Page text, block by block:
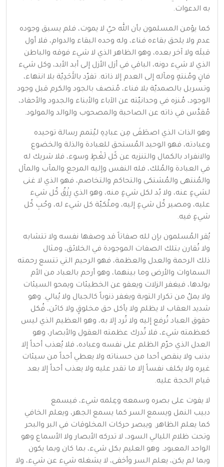
به الدعوات.
كما يؤمن المسلمون بأن الله حيٌ لا يموت، فلم يسبق وجوده
عدم ولا يلحق بقاءه فناء، وله وحده البقاء والدوام، فلا أول
قبلَه ولا آخر بعده، وهو الظاهر الذي لا شيء فوقه والباطن
الذي لا شيء دونه، الباقي في أزل الأزل إلى أبد الأبد، وكل شيء
فانٍ ومُنتهٍ ومآله إلى العدم إلا ذاته. تفرّد بالأَحَدِيّة بلا انتهاء،
وتسربل بالصمديّة بلا فناء، مُتصف بالجود والكرم قبل وجود
الوجود، مُنزه في وحدانيّته عن الآباء والأبناء والجدود والأحفاد،
مُقدَّس في ذاته عن الصاحبة والمصحوب والوالد والمولود.
وهو الذات الذي اصطَفَى مِن عبادِهِ ليُتمم رسالة توحيده
وعبادته، فهو الوحيد المُستحق للعبادة والذلة والخضوع
والانفراد بالكمال والتنزيه عن كًل لَغْطٍ وسوء، فلا شريك له
في العبادة والمُلك، فله النفس وإليه المرجع والمآب والمآل
والمُنتهى والمُشتكى والتحاكم والتخاصم، فهو الذي لا غنى
لشيءٍ عنه، ولا بُد لكل شيءٍ منه، وهو الذي رِزْقُ كُل شيء
عليه، ومصير كُل شيءٍ إليه، وملُكيّة كل شيء له، وحُبِ كُل
شيءٍ فيه.
يُقر المُسلمون بإن لله صفاتاً قد وصفها نفسه ولا تتشابه
ولا تُقارن بتلك الصفات الموجودة في الخلائق، ومثال
ذلك الرحمة والعدل والعظمة، فهو الرحيم التي تتسع رحمته
السماوات والأرض وما بينهما، وهو أرحم بالعباد من الأم
بولدها، فيغفر الزلات ويعفو عن الخطيئات ويمحو السيئات
ولا يملُ من تكرار التوبة ويغفر ذنوباً كالجبال ولا يُبالي. وهو
شديد العقاب لا يظلم ولا يأكل حق مخلوقٍ ولا كائن، فُكل
حقوق العباد تُرفع إليه ولا تُرد إلا به، وهو العظيم الذي ليس
كعظمته شيء، فلا تُدرك عظمته العقول والأبصار، وهو
العدل الذي حرّم الظلم على نفسه وعباده، فلا يُعذب أحداً إلا
بذنب ولا ينقص أحدا من حسناته ولا يعطي أحداً من سيئات
غيره ولا يكلف نفساً إلا ما تقدر عليه ولا يعذب أحداً إلا بعد
قيام الحجة عليه.
لا يفوت على بصره وسمعه وعِلمه شيء، فيسمع
دبيب النمل ويسمع السر كما يسمع الجهر، ويعلم الخافي
كما يعلم الظاهر. ويبصر حركات المخلوقات في البر والبحر
وتحت ظلام الليالي السود، لا تدركه الأبصار ولا الأسماع وهو
الواحد المعبود. وهو العليم بكل شيء، بما كان وبما يكون
وبما لم يكن، يعلم السر وأخفى، لا يشغله شيء عن شيء، ولا